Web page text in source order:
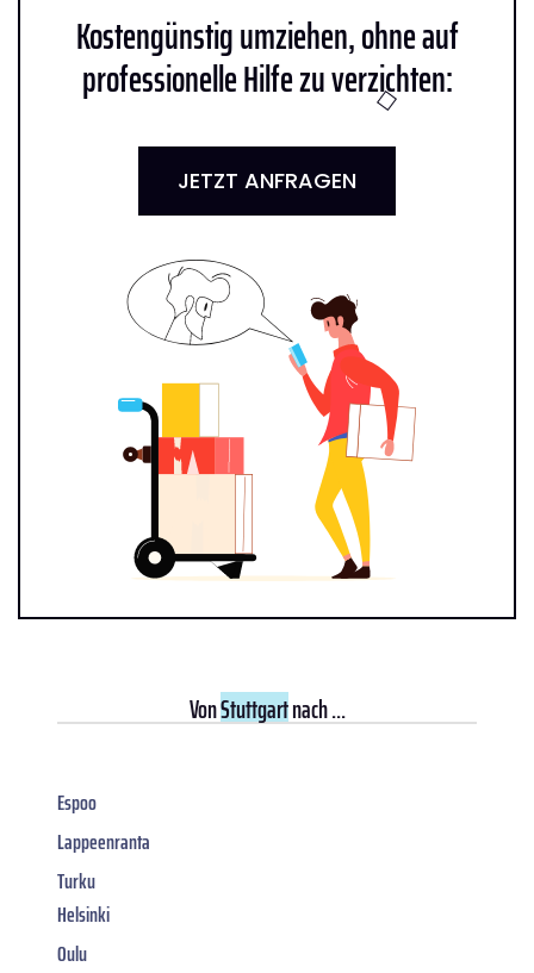
Kostengünstig umziehen, ohne auf
professionelle Hilfe zu verzichten:
JETZT ANFRAGEN
VonStuttgartnach ...
Espoo
Lappeenranta
Turku
Helsinki
Oulu